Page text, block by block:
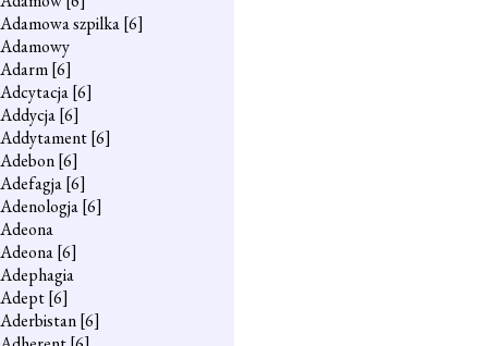
Adamowa szpilka[6]
Adamowy
Adarm[6]
Adcytacja[6]
Addycja[6]
Addytament[6]
Adebon[6]
Adefagja[6]
Adenologja[6]
Adeona
Adeona[6]
Adephagia
Adept[6]
Aderbistan[6]